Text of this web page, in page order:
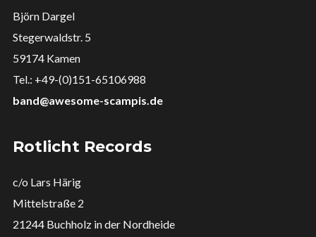
Björn Dargel
Stegerwaldstr. 5
59174 Kamen
Tel.: +49-(0)151-65106988
band@awesome-scampis.de
Rotlicht Records
c/o Lars Härig
Mittelstraße 2
21244 Buchholz in der Nordheide